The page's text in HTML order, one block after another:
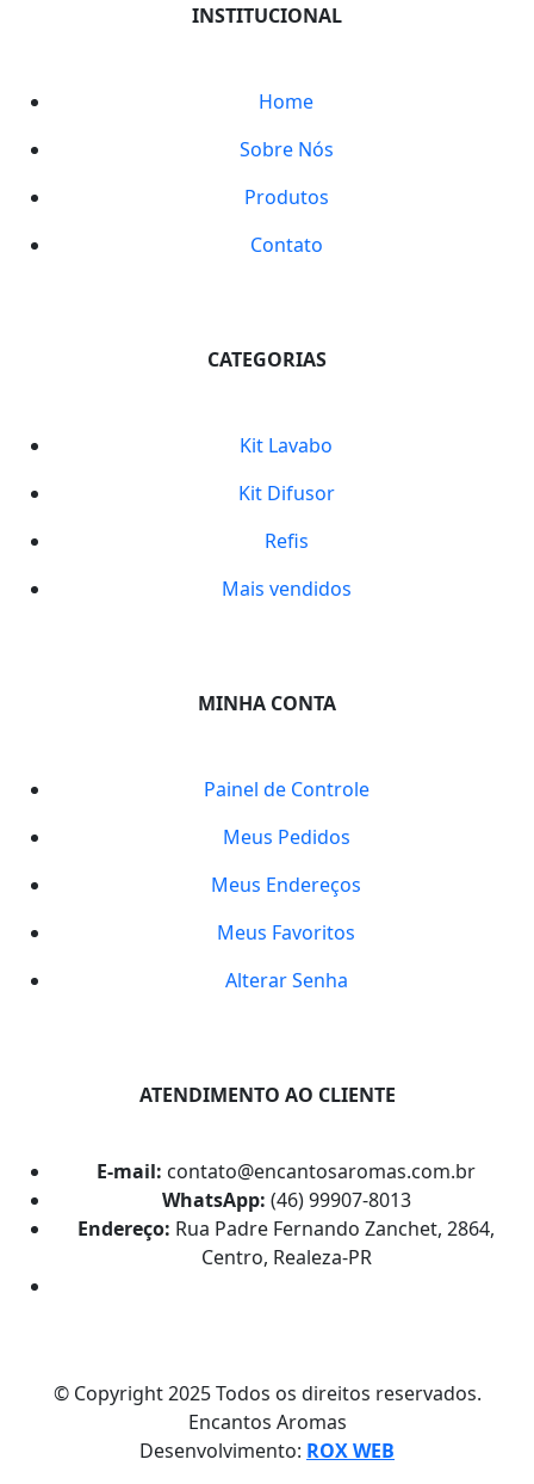
INSTITUCIONAL
Home
Sobre Nós
Produtos
Contato
CATEGORIAS
Kit Lavabo
Kit Difusor
Refis
Mais vendidos
MINHA CONTA
Painel de Controle
Meus Pedidos
Meus Endereços
Meus Favoritos
Alterar Senha
ATENDIMENTO AO CLIENTE
E-mail: contato@encantosaromas.com.br
WhatsApp: (46) 99907-8013
Endereço: Rua Padre Fernando Zanchet, 2864,
Centro, Realeza-PR
© Copyright 2025 Todos os direitos reservados.
Encantos Aromas
Desenvolvimento: ROX WEB